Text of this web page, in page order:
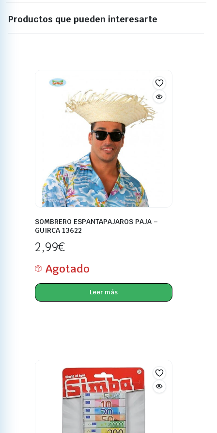
Productos que pueden interesarte
SOMBRERO ESPANTAPAJAROS PAJA –
GUIRCA 13622
2,99€
Agotado
Leer más